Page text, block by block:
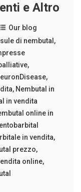
e Altro
Our blog
di nembutal ,
,
,
, Nembutal in
in vendita
online in
in vendita,
prezzo,
online,